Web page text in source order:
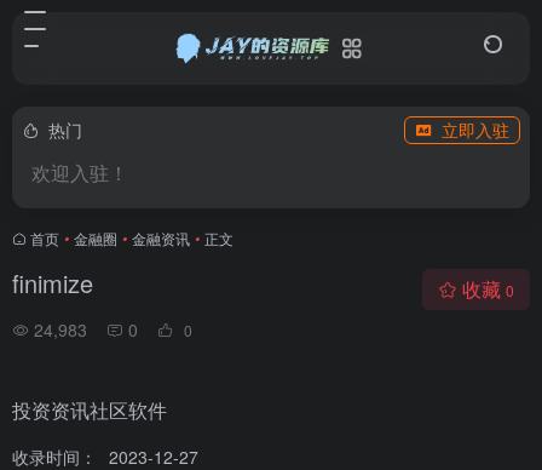
热门 立即入驻
欢迎入驻！
首页 • 金融圈 • 金融资讯 • 正文
finimize
24,983 0 0
收藏 0
投资资讯社区软件
收录时间： 2023-12-27